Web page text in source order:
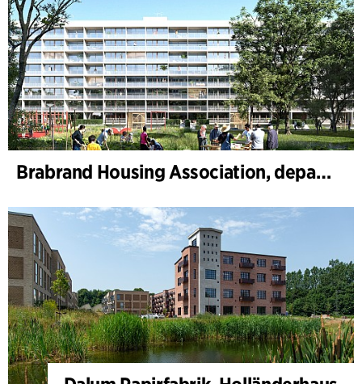
Brabrand Housing Association, department 4, Renovation